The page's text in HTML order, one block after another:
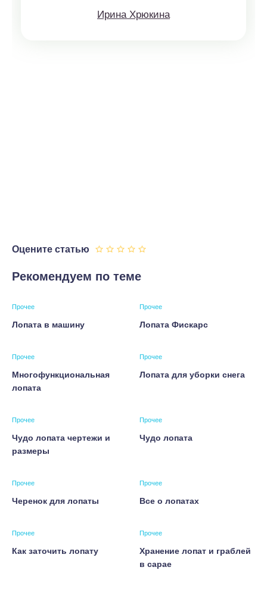
Ирина Хрюкина
Оцените статью
Рекомендуем по теме
Прочее
Лопата в машину
Прочее
Лопата Фискарс
Прочее
Многофункциональная
лопата
Прочее
Лопата для уборки снега
Прочее
Чудо лопата чертежи и
размеры
Прочее
Чудо лопата
Прочее
Черенок для лопаты
Прочее
Все о лопатах
Прочее
Как заточить лопату
Прочее
Хранение лопат и граблей
в сарае